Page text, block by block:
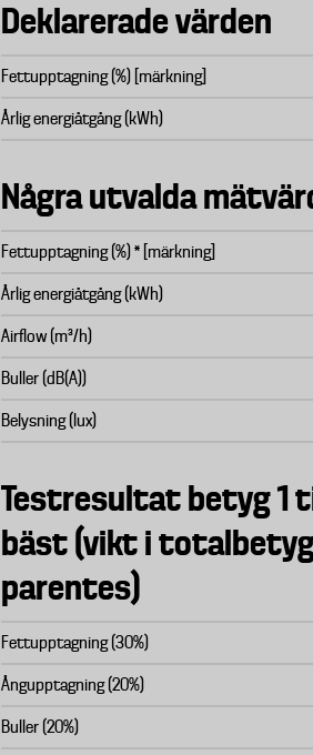
Deklarerade värden
Fettupptagning (%) [märkning]
Årlig energiåtgång (kWh)
Några utvalda
Fettupptagning (%) * [märkning]
Årlig energiåtgång (kWh)
Airflow (m³/h)
Buller (dB(A))
Belysning (lux)
Testresultat betyg 1
bäst (vikt i
parentes)
Fettupptagning (30%)
Ångupptagning (20%)
Buller (20%)